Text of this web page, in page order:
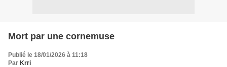
Mort par une cornemuse
Publié le 18/01/2026 à 11:18
Par Krri